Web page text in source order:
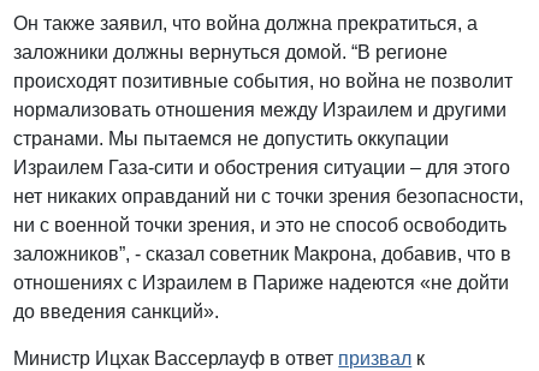
Он также заявил, что война должна прекратиться, а
заложники должны вернуться домой. “В регионе
происходят позитивные события, но война не позволит
нормализовать отношения между Израилем и другими
странами. Мы пытаемся не допустить оккупации
Израилем Газа-сити и обострения ситуации – для этого
нет никаких оправданий ни с точки зрения безопасности,
ни с военной точки зрения, и это не способ освободить
заложников”, - сказал советник Макрона, добавив, что в
отношениях с Израилем в Париже надеются «не дойти
до введения санкций».
Министр Ицхак Вассерлауф в ответ призвал к